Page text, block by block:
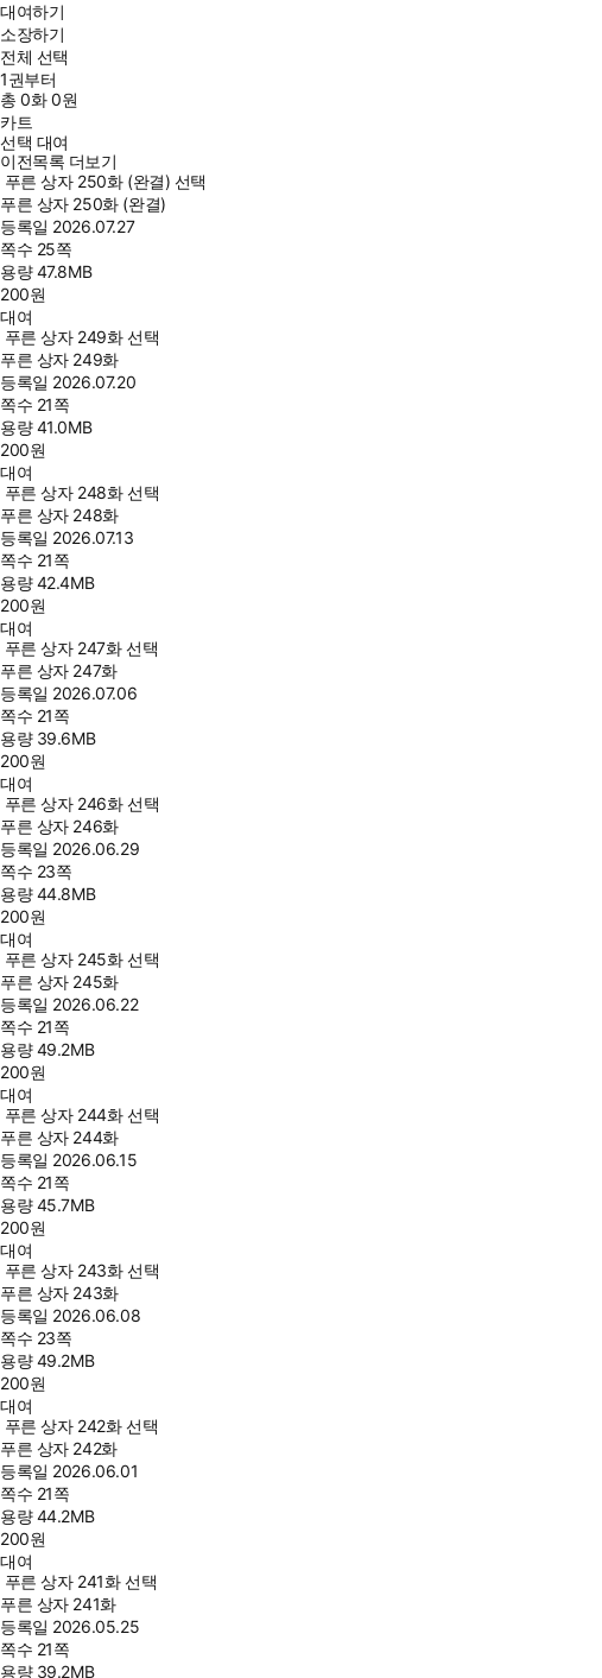
대여하기
소장하기
전체 선택
1권부터
총0화0원
카트
선택 대여
이전목록 더보기
푸른 상자 250화 (완결) 선택
푸른 상자 250화 (완결)
등록일 2026.07.27
쪽수 25쪽
용량47.8MB
200원
대여
푸른 상자 249화 선택
푸른 상자 249화
등록일 2026.07.20
쪽수 21쪽
용량41.0MB
200원
대여
푸른 상자 248화 선택
푸른 상자 248화
등록일 2026.07.13
쪽수 21쪽
용량42.4MB
200원
대여
푸른 상자 247화 선택
푸른 상자 247화
등록일 2026.07.06
쪽수 21쪽
용량 39.6MB
200원
대여
푸른 상자 246화 선택
푸른 상자 246화
등록일 2026.06.29
쪽수 23쪽
용량44.8MB
200원
대여
푸른 상자 245화 선택
푸른 상자 245화
등록일 2026.06.22
쪽수 21쪽
용량49.2MB
200원
대여
푸른 상자 244화 선택
푸른 상자 244화
등록일 2026.06.15
쪽수 21쪽
용량45.7MB
200원
대여
푸른 상자 243화 선택
푸른 상자 243화
등록일 2026.06.08
쪽수 23쪽
용량49.2MB
200원
대여
푸른 상자 242화 선택
푸른 상자 242화
등록일 2026.06.01
쪽수 21쪽
용량44.2MB
200원
대여
푸른 상자 241화 선택
푸른 상자 241화
등록일 2026.05.25
쪽수 21쪽
용량 39.2MB